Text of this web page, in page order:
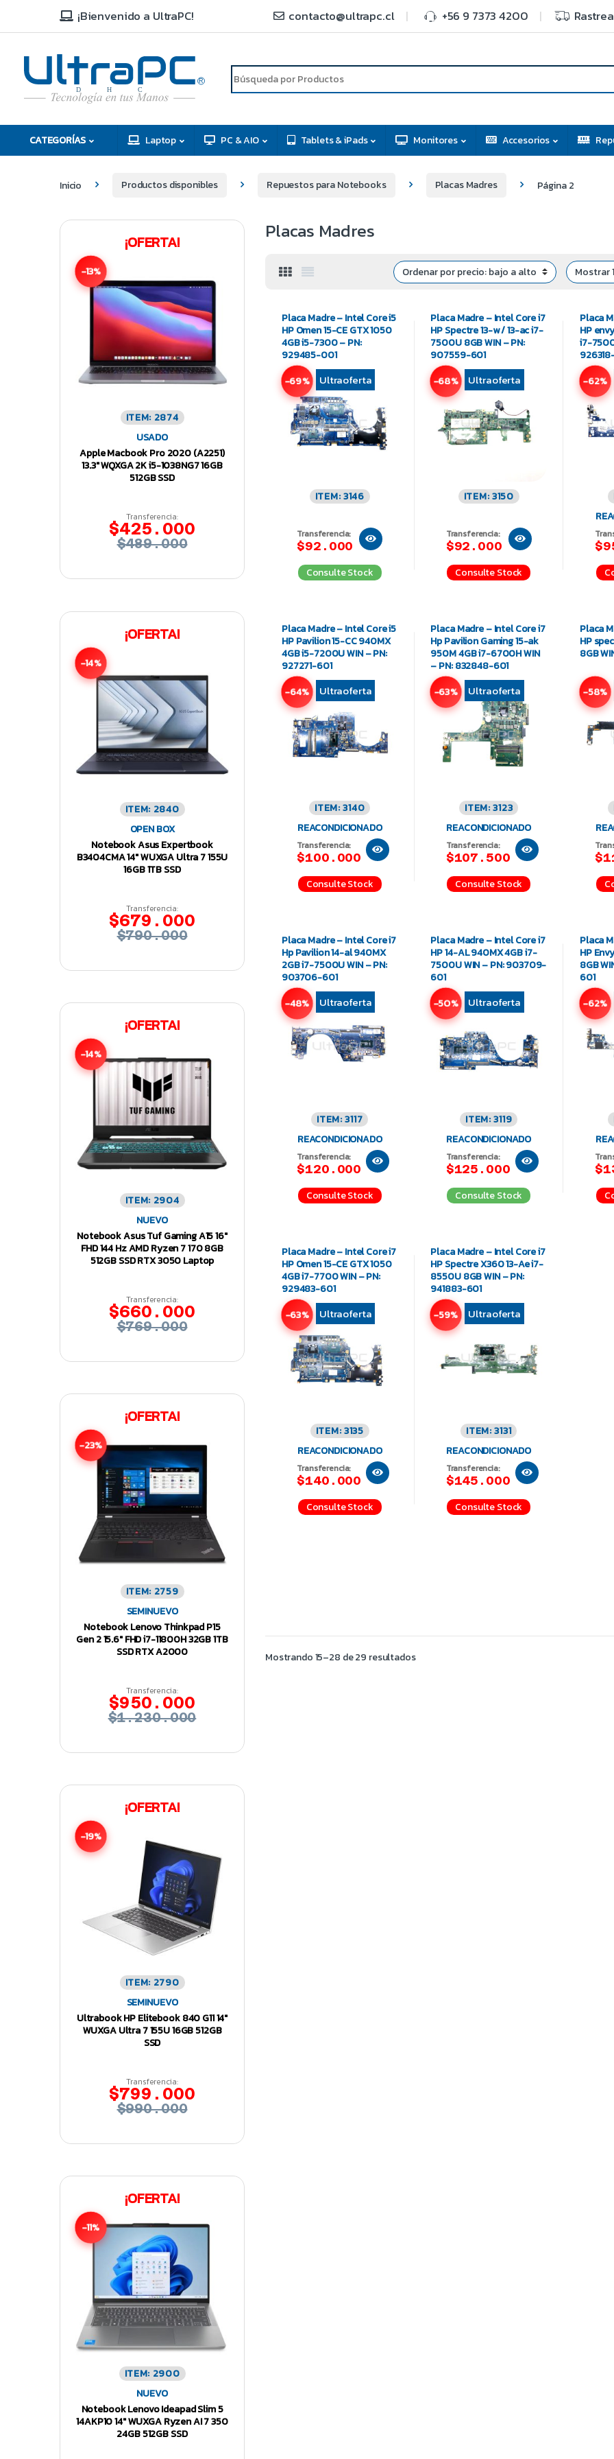
¡Bienvenido a UltraPC! contacto@ultrapc.cl +56 9 7373 4200
C
H
D
R
CATEGORÍAS Laptop PC & AIO Tablets & iPads Monitores Accesorios
Inicio Productos disponibles Repuestos para Notebooks Placas Madres Página 2
Placas Madres
Placa Madre – Intel Core i5
HP Omen 15-CE GTX 1050
4GB i5-7300 – PN:
929485-001
-69% Ultraoferta
ITEM: 3146
Transferencia:
$92.000
Consulte Stock
Placa Madre – Intel Core i7
HP Spectre 13-w / 13-ac i7-
7500U 8GB WIN – PN:
907559-601
-68% Ultraoferta
ITEM: 3150
Transferencia:
$92.000
Consulte Stock
Placa
HP
i7-
-62%
Placa Madre – Intel Core i5
HP Pavilion 15-CC 940MX
4GB i5-7200U WIN – PN:
927271-601
-64% Ultraoferta
ITEM: 3140
REACONDICIONADO
Transferencia:
$100.000
Consulte Stock
Placa Madre – Intel Core i7
Hp Pavilion Gaming 15-ak
950M 4GB i7-6700H WIN
– PN: 832848-601
-63% Ultraoferta
ITEM: 3123
REACONDICIONADO
Transferencia:
$107.500
Consulte Stock
Placa
HP
8GB
-58%
Placa Madre – Intel Core i7
Hp Pavilion 14-al 940MX
2GB i7-7500U WIN – PN:
903706-601
-48% Ultraoferta
ITEM: 3117
REACONDICIONADO
Transferencia:
$120.000
Consulte Stock
Placa Madre – Intel Core i7
HP 14-AL 940MX 4GB i7-
7500U WIN – PN: 903709-
601
-50% Ultraoferta
ITEM: 3119
REACONDICIONADO
Transferencia:
$125.000
Consulte Stock
Placa
HP
8GB
601
-62%
Placa Madre – Intel Core i7
HP Omen 15-CE GTX 1050
4GB i7-7700 WIN – PN:
929483-601
-63% Ultraoferta
ITEM: 3135
REACONDICIONADO
Transferencia:
$140.000
Consulte Stock
Placa Madre – Intel Core i7
HP Spectre X360 13-Ae i7-
8550U 8GB WIN – PN:
941883-601
-59% Ultraoferta
ITEM: 3131
REACONDICIONADO
Transferencia:
$145.000
Consulte Stock
Mostrando 15–28 de 29 resultados
¡OFERTA!
-13%
ITEM: 2874
USADO
Apple Macbook Pro 2020 (A2251)
13.3″ WQXGA 2K i5-1038NG7 16GB
512GB SSD
Transferencia:
$425.000
$489.000
¡OFERTA!
-14%
ITEM: 2840
OPEN BOX
Notebook Asus Expertbook
B3404CMA 14″ WUXGA Ultra 7 155U
16GB 1TB SSD
Transferencia:
$679.000
$790.000
¡OFERTA!
-14%
ITEM: 2904
NUEVO
Notebook Asus Tuf Gaming A15 16″
FHD 144 Hz AMD Ryzen 7 170 8GB
512GB SSD RTX 3050 Laptop
Transferencia:
$660.000
$769.000
¡OFERTA!
-23%
ITEM: 2759
SEMINUEVO
Notebook Lenovo Thinkpad P15
Gen 2 15.6″ FHD i7-11800H 32GB 1TB
SSD RTX A2000
Transferencia:
$950.000
$1.230.000
¡OFERTA!
-19%
ITEM: 2790
SEMINUEVO
Ultrabook HP Elitebook 840 G11 14″
WUXGA Ultra 7 155U 16GB 512GB
SSD
Transferencia:
$799.000
$990.000
¡OFERTA!
-11%
ITEM: 2900
NUEVO
Notebook Lenovo Ideapad Slim 5
14AKP10 14″ WUXGA Ryzen AI 7 350
24GB 512GB SSD